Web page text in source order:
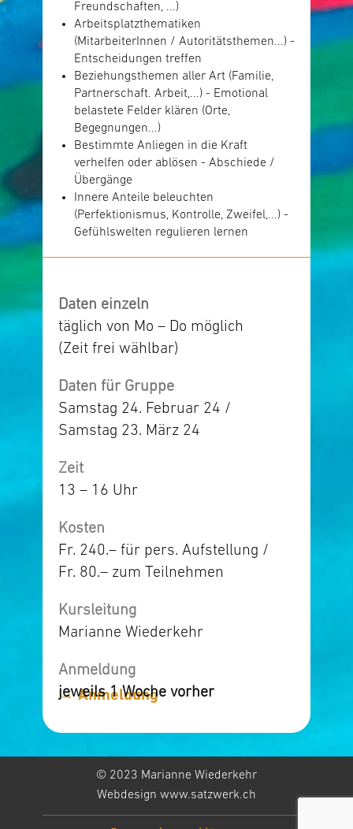
Freundschaften, ...)
Arbeitsplatzthematiken
(MitarbeiterInnen / Autoritätsthemen...) -
Entscheidungen treffen
Beziehungsthemen aller Art (Familie,
Partnerschaft. Arbeit,...) - Emotional
belastete Felder klären (Orte,
Begegnungen...)
Bestimmte Anliegen in die Kraft
verhelfen oder ablösen - Abschiede /
Übergänge
Innere Anteile beleuchten
(Perfektionismus, Kontrolle, Zweifel,...) -
Gefühlswelten regulieren lernen
→ Anmeldung
Daten einzeln
täglich von Mo – Do möglich
(Zeit frei wählbar)
Daten für Gruppe
Samstag 24. Februar 24 /
Samstag 23. März 24
Zeit
13 – 16 Uhr
Kosten
Fr. 240.– für pers. Aufstellung /
Fr. 80.– zum Teilnehmen
Kursleitung
Marianne Wiederkehr
Anmeldung
jeweils 1 Woche vorher
© 2023 Marianne Wiederkehr
Webdesign www.satzwerk.ch